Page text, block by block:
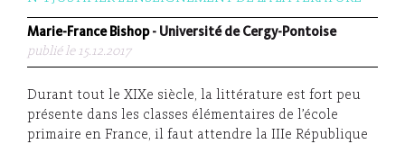
Marie-France Bishop- Université de Cergy-Pontoise
publié le 15.12.2017
Durant tout le XIXe siècle, la littérature est fort peu
présente dans les classes élémentaires de l’école
primaire en France, il faut attendre la IIIe République